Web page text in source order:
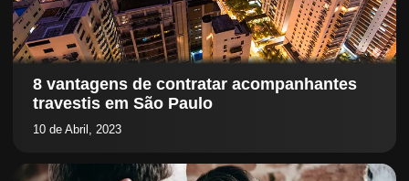
8 vantagens de contratar acompanhantes
travestis em São Paulo
10 de Abril, 2023